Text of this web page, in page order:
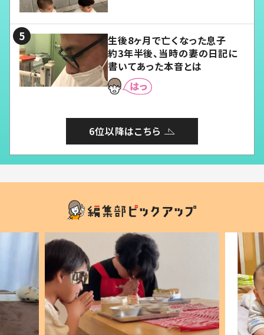
生後8ヶ月で亡くなった息子
約3年半後、当時の妻の日記に
書いてあった本音とは
6位以降はこちら